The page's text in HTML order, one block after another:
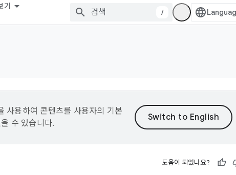
기
/
사용하여 콘텐츠를 사용자의 기본
수 있습니다.
도움이 되었나요?